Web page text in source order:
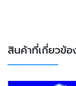
สินค้าที่เกี่ยวข้อ